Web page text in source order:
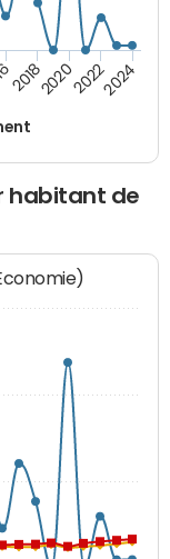
2018202020222024
habitant de